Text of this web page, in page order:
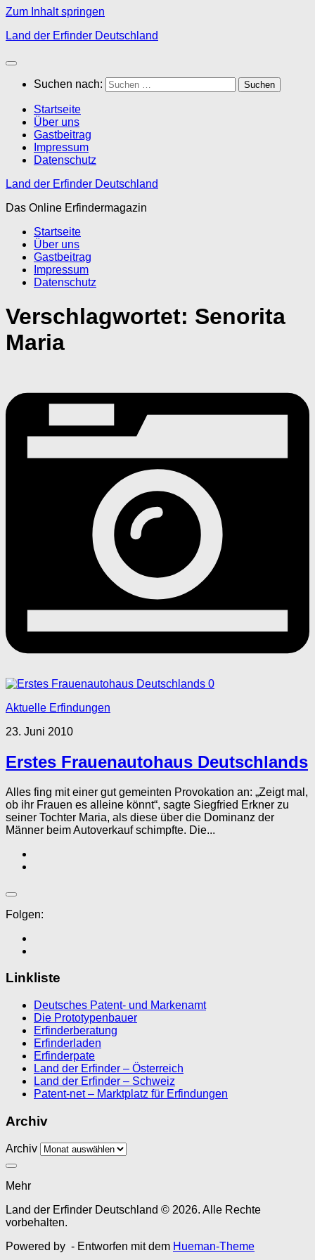
Zum Inhalt springen
Land der Erfinder Deutschland
Suchen nach:
Startseite
Über uns
Gastbeitrag
Impressum
Datenschutz
Land der Erfinder Deutschland
Das Online Erfindermagazin
Startseite
Über uns
Gastbeitrag
Impressum
Datenschutz
Verschlagwortet: Senorita
Maria
0
Aktuelle Erfindungen
23. Juni 2010
Erstes Frauenautohaus Deutschlands
Alles fing mit einer gut gemeinten Provokation an: „Zeigt mal,
ob ihr Frauen es alleine könnt“, sagte Siegfried Erkner zu
seiner Tochter Maria, als diese über die Dominanz der
Männer beim Autoverkauf schimpfte. Die...
Folgen:
Linkliste
Deutsches Patent- und Markenamt
Die Prototypenbauer
Erfinderberatung
Erfinderladen
Erfinderpate
Land der Erfinder – Österreich
Land der Erfinder – Schweiz
Patent-net – Marktplatz für Erfindungen
Archiv
Archiv
Mehr
Land der Erfinder Deutschland © 2026. Alle Rechte
vorbehalten.
Powered by - Entworfen mit dem Hueman-Theme